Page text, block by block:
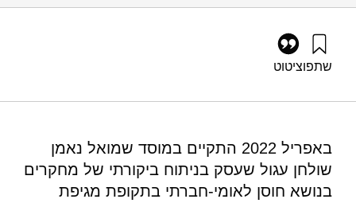
שתפוציטוט
assessment-of-national-social-resilience-during-the-covid-19-
pandemic
באפריל 2022 התקיים במוסד שמואל נאמן
שולחן עגול שעסק בניתוח ביקורתי של מחקרים
בנושא חוסן לאומי-חברתי בתקופת מגיפת